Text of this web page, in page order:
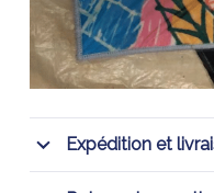
Expédition et